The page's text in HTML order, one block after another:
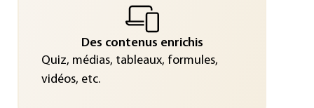
Des contenus enrichis
Quiz, médias, tableaux, formules,
vidéos, etc.